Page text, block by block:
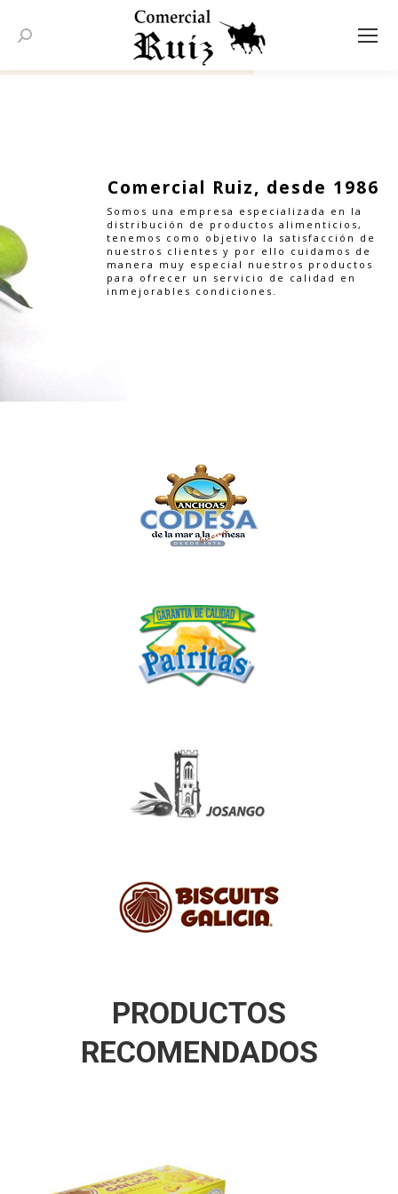
Buscar:
Comercial Ruiz, desde 1986
Somos una empresa especializada en la
distribución de productos alimenticios,
tenemos como objetivo la satisfacción de
nuestros clientes y por ello cuidamos de
manera muy especial nuestros productos
para ofrecer un servicio de calidad en
inmejorables condiciones.
PRODUCTOS
RECOMENDADOS